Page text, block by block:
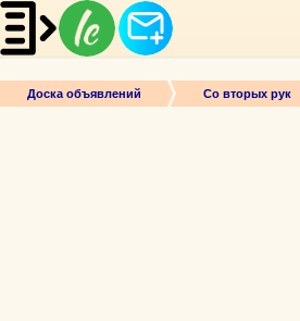
Доска объявлений Со вторых рук